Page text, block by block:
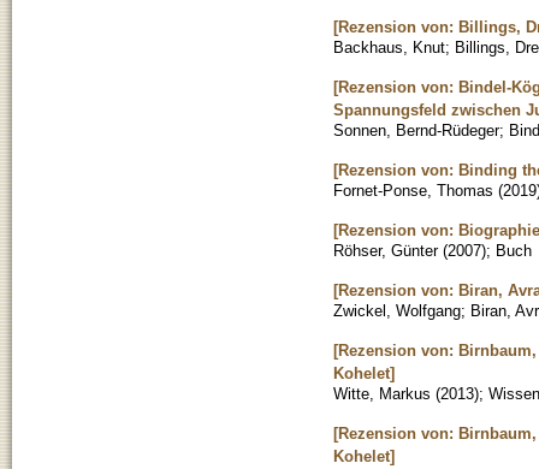
[Rezension von: Billings,
Backhaus, Knut; Billings,
[Rezension von: Bindel-
Spannungsfeld zwischen
Sonnen, Bernd-Rüdeger;
[Rezension von: Binding
Fornet-Ponse, Thomas (2019
[Rezension von:
Röhser, Günter (2007); Buch
[Rezension von: Biran,
Zwickel, Wolfgang; Biran,
[Rezension von:
Kohelet]
Witte, Markus (2013);
[Rezension von:
Kohelet]